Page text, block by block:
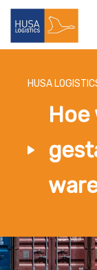
LOGISTIEKE
OVER ONS
CONTACT
HUSA